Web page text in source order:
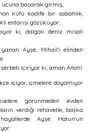
ucuna basarak girmiş.
küfü kadife bir sabahlık,
entarisi gözüküyor…
ki, dalgalı deniz misali
Ayşe, Mihail’i elinden
içiyor, içmelere doyamıyor
görünmeden evden
verdiği rehavetle, başka
Ayşe Hatun’un